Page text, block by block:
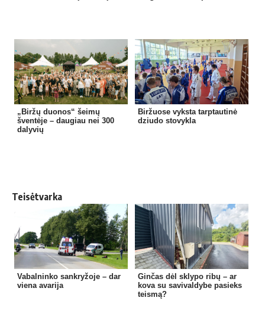
„Biržų duonos“ šeimų
šventėje – daugiau nei 300
dalyvių
Biržuose vyksta tarptautinė
dziudo stovykla
Teisėtvarka
Vabalninko sankryžoje – dar
viena avarija
Ginčas dėl sklypo ribų – ar
kova su savivaldybe pasieks
teismą?